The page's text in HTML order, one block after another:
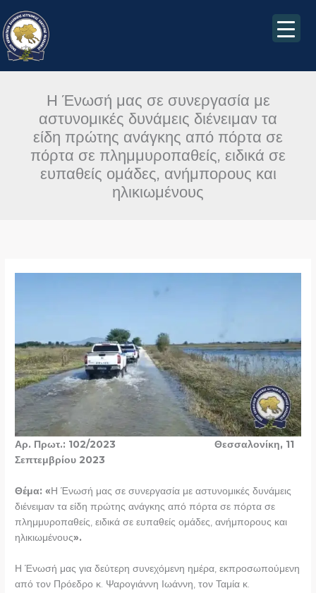
στο
περιεχόμενο
Η Ένωσή μας σε συνεργασία με
αστυνομικές δυνάμεις διένειμαν τα
είδη πρώτης ανάγκης από πόρτα σε
πόρτα σε πλημμυροπαθείς, ειδικά σε
ευπαθείς ομάδες, ανήμπορους και
ηλικιωμένους
Αρ. Πρωτ.: 102/2023
Θεσσαλονίκη, 11
Σεπτεμβρίου 2023
Θέμα: «Η Ένωσή μας σε συνεργασία με αστυνομικές δυνάμεις
διένειμαν τα είδη πρώτης ανάγκης από πόρτα σε πόρτα σε
πλημμυροπαθείς, ειδικά σε ευπαθείς ομάδες, ανήμπορους και
ηλικιωμένους».
Η Ένωσή μας για δεύτερη συνεχόμενη ημέρα, εκπροσωπούμενη
από τον Πρόεδρο κ. Ψαρογιάννη Ιωάννη, τον Ταμία κ.